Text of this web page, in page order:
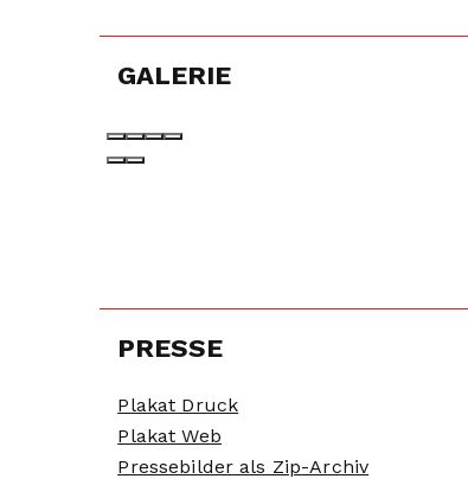
GALERIE
PRESSE
Plakat Druck
Plakat Web
Pressebilder als Zip-Archiv